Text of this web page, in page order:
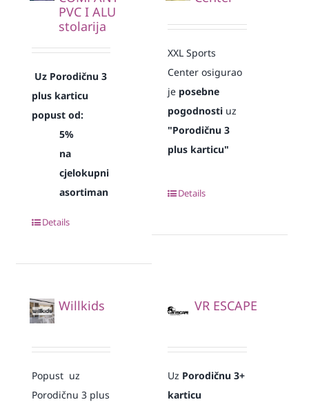
PVC I ALU
stolarija
Uz Porodičnu 3
plus karticu
popust od:
5%
na
cjelokupni
asortiman
Details
XXL Sports
Center osigurao
je posebne
pogodnosti uz
"Porodičnu 3
plus karticu"
Details
Willkids
Popust uz
Porodičnu 3 plus
VR ESCAPE
Uz Porodičnu 3+
karticu